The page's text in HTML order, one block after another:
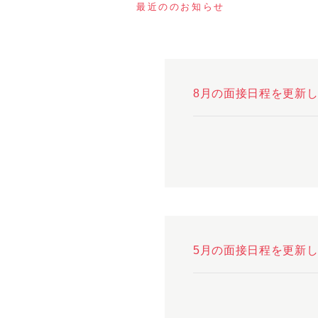
最近ののお知らせ
8月の面接日程を更新
5月の面接日程を更新